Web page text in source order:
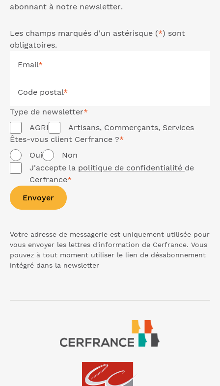
abonnant à notre newsletter.
Les champs marqués d'un astérisque (*) sont
obligatoires.
Email*
Code postal*
Type de newsletter*
AGRI
Artisans, Commerçants, Services
Êtes-vous client Cerfrance ?*
Oui
Non
J'accepte la politique de confidentialité de
Cerfrance*
Envoyer
Votre adresse de messagerie est uniquement utilisée pour
vous envoyer les lettres d'information de Cerfrance. Vous
pouvez à tout moment utiliser le lien de désabonnement
intégré dans la newsletter